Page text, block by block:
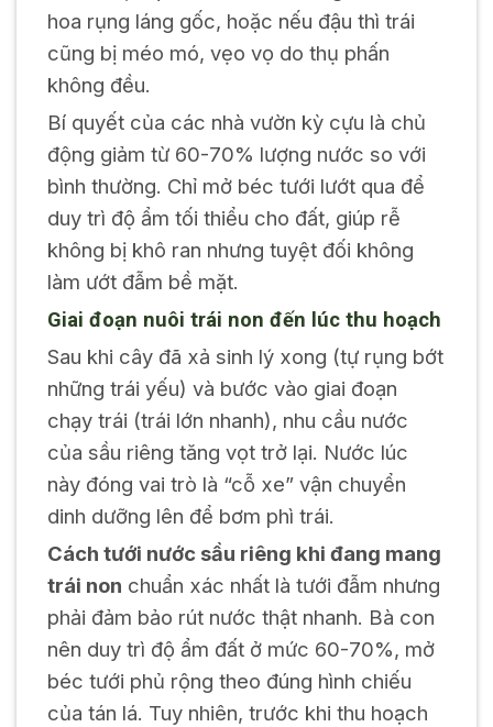
hoa rụng láng gốc, hoặc nếu đậu thì trái
cũng bị méo mó, vẹo vọ do thụ phấn
không đều.
Bí quyết của các nhà vườn kỳ cựu là chủ
động giảm từ 60-70% lượng nước so với
bình thường. Chỉ mở béc tưới lướt qua để
duy trì độ ẩm tối thiểu cho đất, giúp rễ
không bị khô ran nhưng tuyệt đối không
làm ướt đẫm bề mặt.
Giai đoạn nuôi trái non đến lúc thu hoạch
Sau khi cây đã xả sinh lý xong (tự rụng bớt
những trái yếu) và bước vào giai đoạn
chạy trái (trái lớn nhanh), nhu cầu nước
của sầu riêng tăng vọt trở lại. Nước lúc
này đóng vai trò là “cỗ xe” vận chuyển
dinh dưỡng lên để bơm phì trái.
Cách tưới nước sầu riêng khi đang mang
trái non chuẩn xác nhất là tưới đẫm nhưng
phải đảm bảo rút nước thật nhanh. Bà con
nên duy trì độ ẩm đất ở mức 60-70%, mở
béc tưới phủ rộng theo đúng hình chiếu
của tán lá. Tuy nhiên, trước khi thu hoạch